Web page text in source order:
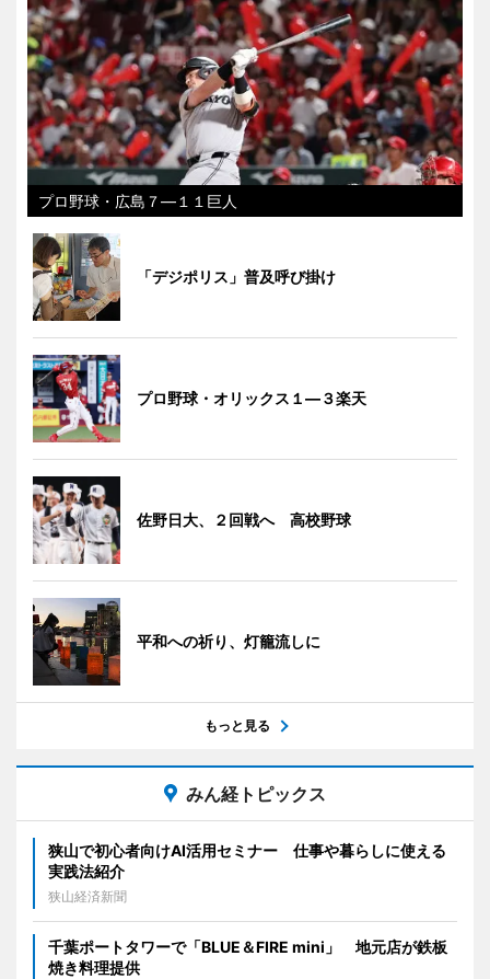
プロ野球・広島７―１１巨人
「デジポリス」普及呼び掛け
プロ野球・オリックス１―３楽天
佐野日大、２回戦へ 高校野球
平和への祈り、灯籠流しに
もっと見る
みん経トピックス
狭山で初心者向けAI活用セミナー 仕事や暮らしに使える
実践法紹介
狭山経済新聞
千葉ポートタワーで「BLUE＆FIRE mini」 地元店が鉄板
焼き料理提供